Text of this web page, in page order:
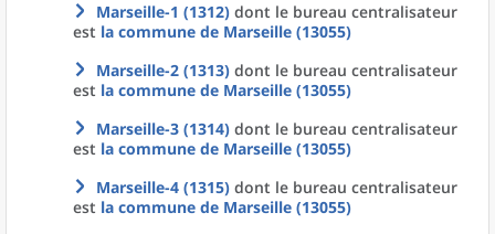
Marseille-1 (1312) dont le bureau centralisateur
est la commune de Marseille (13055)
Marseille-2 (1313) dont le bureau centralisateur
est la commune de Marseille (13055)
Marseille-3 (1314) dont le bureau centralisateur
est la commune de Marseille (13055)
Marseille-4 (1315) dont le bureau centralisateur
est la commune de Marseille (13055)